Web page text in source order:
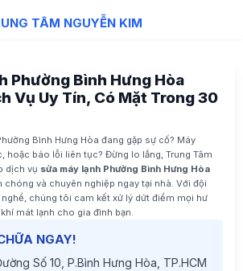
TÂM NGUYỄN KIM
Phường Bình Hưng Hòa
Vụ Uy Tín, Có Mặt Trong 30
Bình Hưng Hòa đang gặp sự cố? Máy
hoặc báo lỗi liên tục? Đừng lo lắng, Trung Tâm
dịch vụ sửa máy lạnh Phường Bình Hưng Hòa
chóng và chuyên nghiệp ngay tại nhà. Với đội
chúng tôi cam kết xử lý dứt điểm mọi hư
mát lạnh cho gia đình bạn.
NGAY!
Số 10, P.Bình Hưng Hòa, TP.HCM